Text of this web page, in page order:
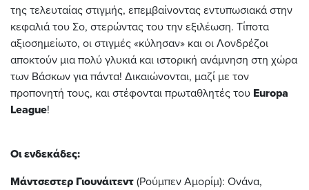
της τελευταίας στιγμής, επεμβαίνοντας εντυπωσιακά στην
κεφαλιά του Σο, στερώντας του την εξιλέωση. Τίποτα
αξιοσημείωτο, οι στιγμές «κύλησαν» και οι Λονδρέζοι
αποκτούν μια πολύ γλυκιά και ιστορική ανάμνηση στη χώρα
των Βάσκων για πάντα! Δικαιώνονται, μαζί με τον
προπονητή τους, και στέφονται πρωταθλητές του Europa
League!
Οι ενδεκάδες:
Mάντσεστερ Γιουνάιτεντ (Ρούμπεν Αμορίμ): Ονάνα,